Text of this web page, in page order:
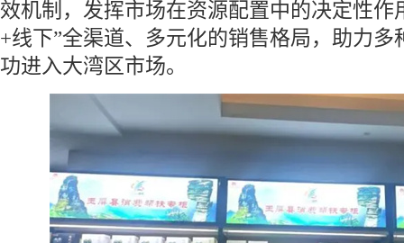
效机制，发挥市场在资源配置中的决定性作
+线下”全渠道、多元化的销售格局，助力多
功进入大湾区市场。